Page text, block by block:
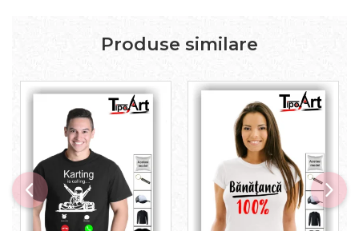
Produse similare